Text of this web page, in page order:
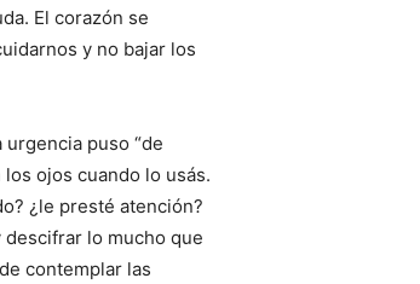
El corazón se
y no bajar los
urgencia puso “de
ojos cuando lo usás.
¿le presté atención?
descifrar lo mucho que
contemplar las